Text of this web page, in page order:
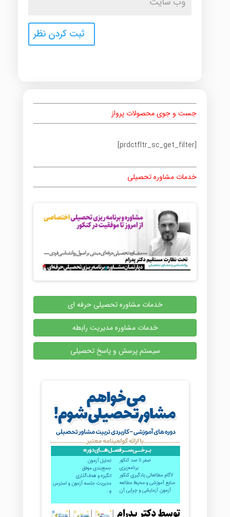
جست و جوی محصولات پرواز
[prdctfltr_sc_get_filter]
خدمات مشاوره تحصیلی
خدمات مشاوره تحصیلی حرفه ای
خدمات مشاوره مدیریت رابطه
سیستم پرسش و پاسخ تحصیلی